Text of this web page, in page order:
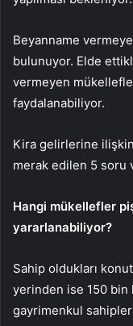
Beyanname
bulunuyor. Elde
vermeyen
faydalanabiliyor.
Kira gelirlerine
merak edilen 5 soru
Hangi mükellefler
yararlanabiliyor?
Sahip oldukları
yerinden ise 150 bin
gayrimenkul